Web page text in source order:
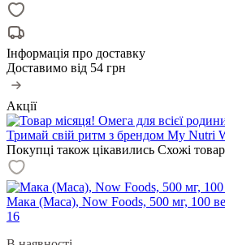
Інформація про доставку
Доставимо від 54 грн
Акції
Тримай свій ритм з брендом My Nutri
Покупці також цікавились Схожі
Мака (Maca), Now Foods, 500 мг, 100
16